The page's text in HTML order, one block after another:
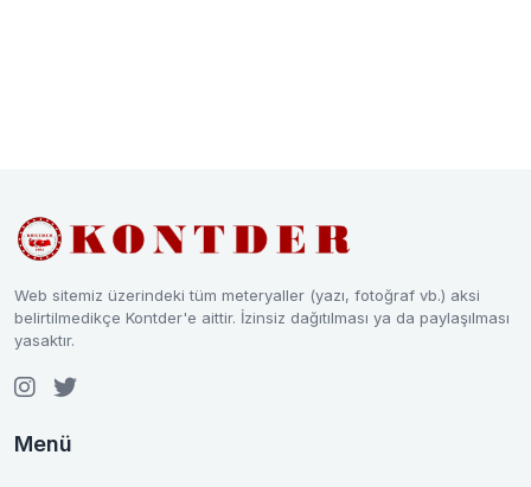
Web sitemiz üzerindeki tüm meteryaller (yazı, fotoğraf vb.) aksi
belirtilmedikçe Kontder'e aittir. İzinsiz dağıtılması ya da paylaşılması
yasaktır.
Menü